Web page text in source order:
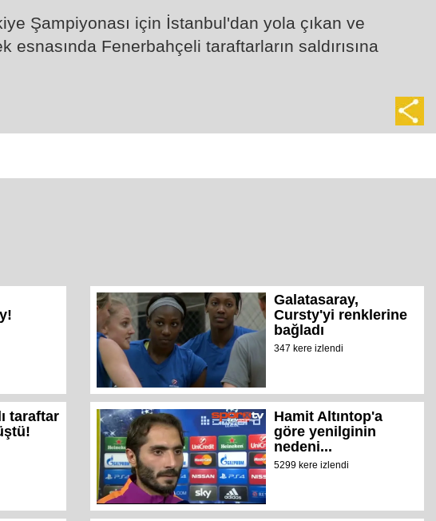
Şampiyonası için İstanbul'dan yola çıkan ve
Fenerbahçeli taraftarların saldırısına
Galatasaray,
Cursty'yi renklerine
bağladı
347 kere izlendi
taraftar
Hamit Altıntop'a
göre yenilginin
nedeni...
5299 kere izlendi